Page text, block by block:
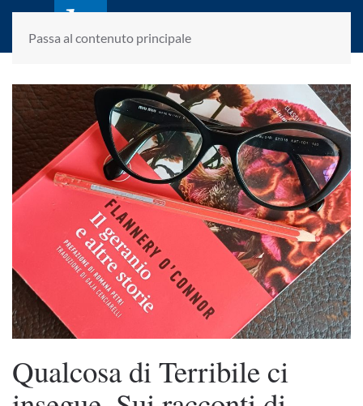
Passa al contenuto principale
laletteraturaenoi.it
fondato da Romano Luperini
Qualcosa di Terribile ci